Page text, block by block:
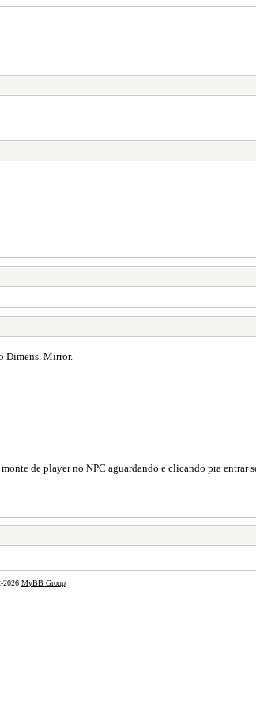
Dimens. Mirror.
de player no NPC aguardando e clicando pra entrar
2026 MyBB Group